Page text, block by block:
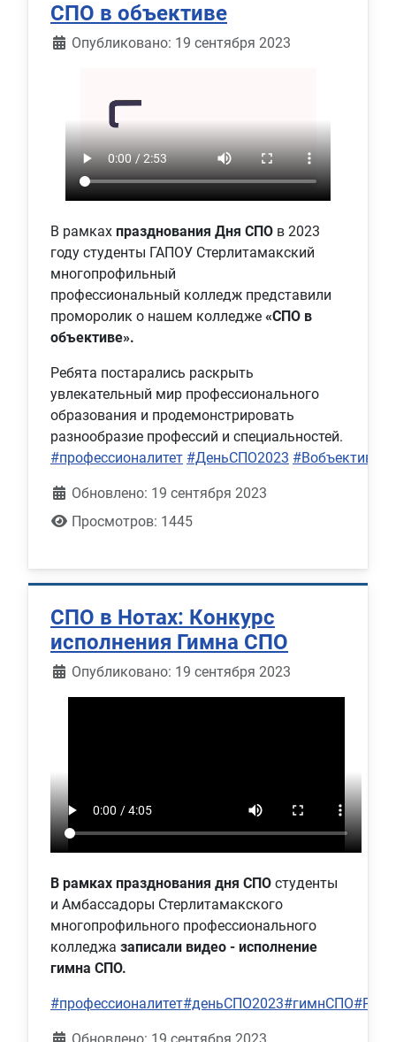
СПО в объективе
Информация о материале
Опубликовано: 19 сентября 2023
В рамках празднования Дня СПО в 2023
году студенты ГАПОУ Стерлитамакский
многопрофильный
профессиональный колледж представили
проморолик о нашем колледже «СПО в
объективе».
Ребята постарались раскрыть
увлекательный мир профессионального
образования и продемонстрировать
разнообразие профессий и специальностей.
#профессионалитет #ДеньСПО2023 #Вобъективе
Обновлено: 19 сентября 2023
Просмотров: 1445
СПО в Нотах: Конкурс
исполнения Гимна СПО
Информация о материале
Опубликовано: 19 сентября 2023
В рамках празднования дня СПО студенты
и Амбассадоры Стерлитамакского
многопрофильного профессионального
колледжа записали видео - исполнение
гимна СПО.
#профессионалитет#деньСПО2023#гимнСПО